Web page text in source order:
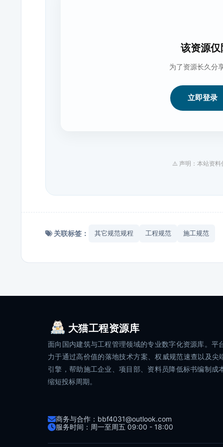
该资源
为了资源长久分
立即登录
⚠️ 声明：本站资料
关联标签： 其它规范规程 工程规范 施工规范
大猫工程资源库
面向国内建筑与工程管理领域的专业数字化资源库。平
力于通过高价值的落地技术方案、权威规范速查以及尖
引擎，帮助施工企业、项目部、资料员降低标书编制成
缩短投标周期。
商务与合作：bbf4031@outlook.com
服务时间：周一至周五 09:00 - 18:00